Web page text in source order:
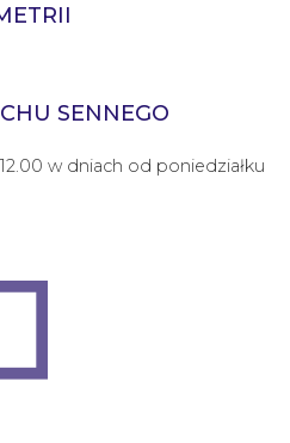
SENNEGO
w dniach od poniedziałku